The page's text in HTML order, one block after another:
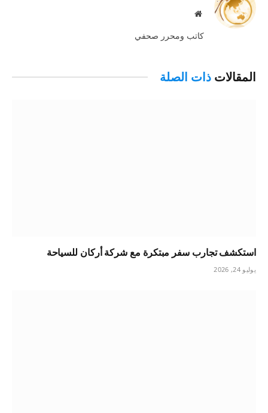
موقع
كاتب ومحرر صحفي
المقالات ذات الصلة
استكشف تجارب سفر مبتكرة مع شركة أركان للسياحة
يوليو 24, 2026